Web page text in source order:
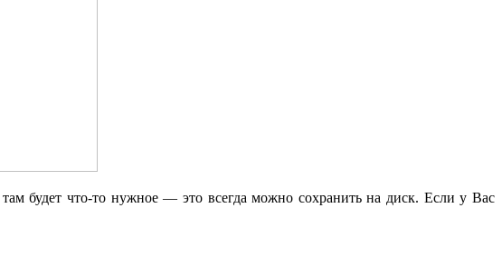
будет что-то нужное — это всегда можно сохранить на диск. Если у Вас